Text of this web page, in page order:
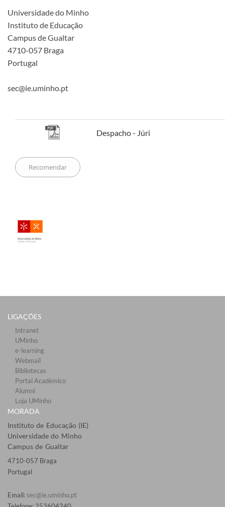
Universidade do Minho
Instituto de Educação
Campus de Gualtar
4710-057 Braga
Portugal
sec@ie.uminho.pt
Despacho - Júri
LIGAÇÕES​
Intranet
UMinho
e-learning
Webmail​
Bibliotecas​
Portal Académico
Alumni
Loja UMinho
MORADA
Instituto de Educação (IE)
Universidade do Minho
Campus de Gualtar
4710-057 Braga
Portugal
Email: sec@ie.uminho.pt